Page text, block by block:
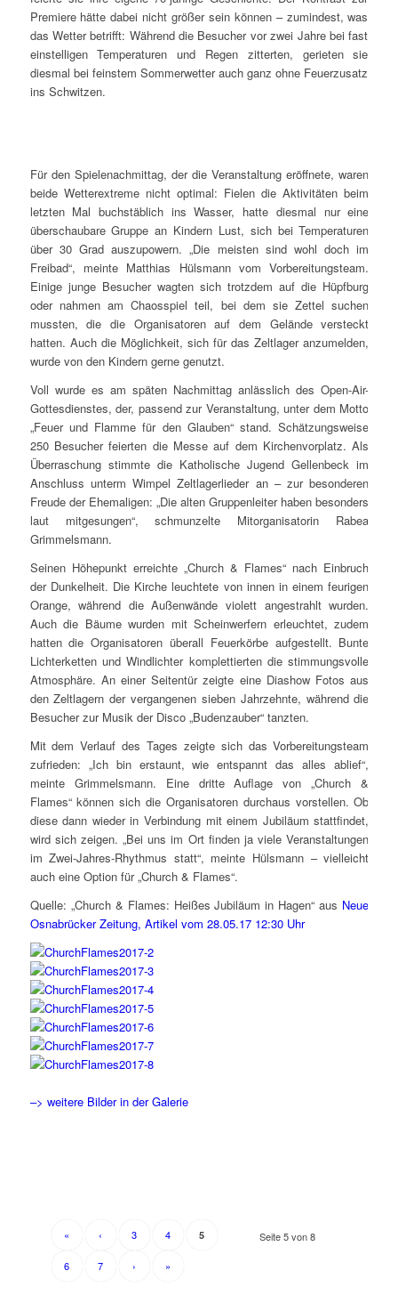
Premiere hätte dabei nicht größer sein können – zumindest, was
das Wetter betrifft: Während die Besucher vor zwei Jahre bei fast
einstelligen Temperaturen und Regen zitterten, gerieten sie
diesmal bei feinstem Sommerwetter auch ganz ohne Feuerzusatz
ins Schwitzen.
Für den Spielenachmittag, der die Veranstaltung eröffnete, waren
beide Wetterextreme nicht optimal: Fielen die Aktivitäten beim
letzten Mal buchstäblich ins Wasser, hatte diesmal nur eine
überschaubare Gruppe an Kindern Lust, sich bei Temperaturen
über 30 Grad auszupowern. „Die meisten sind wohl doch im
Freibad“, meinte Matthias Hülsmann vom Vorbereitungsteam.
Einige junge Besucher wagten sich trotzdem auf die Hüpfburg
oder nahmen am Chaosspiel teil, bei dem sie Zettel suchen
mussten, die die Organisatoren auf dem Gelände versteckt
hatten. Auch die Möglichkeit, sich für das Zeltlager anzumelden,
wurde von den Kindern gerne genutzt.
Voll wurde es am späten Nachmittag anlässlich des Open-Air-
Gottesdienstes, der, passend zur Veranstaltung, unter dem Motto
„Feuer und Flamme für den Glauben“ stand. Schätzungsweise
250 Besucher feierten die Messe auf dem Kirchenvorplatz. Als
Überraschung stimmte die Katholische Jugend Gellenbeck im
Anschluss unterm Wimpel Zeltlagerlieder an – zur besonderen
Freude der Ehemaligen: „Die alten Gruppenleiter haben besonders
laut mitgesungen“, schmunzelte Mitorganisatorin Rabea
Grimmelsmann.
Seinen Höhepunkt erreichte „Church & Flames“ nach Einbruch
der Dunkelheit. Die Kirche leuchtete von innen in einem feurigen
Orange, während die Außenwände violett angestrahlt wurden.
Auch die Bäume wurden mit Scheinwerfern erleuchtet, zudem
hatten die Organisatoren überall Feuerkörbe aufgestellt. Bunte
Lichterketten und Windlichter komplettierten die stimmungsvolle
Atmosphäre. An einer Seitentür zeigte eine Diashow Fotos aus
den Zeltlagern der vergangenen sieben Jahrzehnte, während die
Besucher zur Musik der Disco „Budenzauber“ tanzten.
Mit dem Verlauf des Tages zeigte sich das Vorbereitungsteam
zufrieden: „Ich bin erstaunt, wie entspannt das alles ablief“,
meinte Grimmelsmann. Eine dritte Auflage von „Church &
Flames“ können sich die Organisatoren durchaus vorstellen. Ob
diese dann wieder in Verbindung mit einem Jubiläum stattfindet,
wird sich zeigen. „Bei uns im Ort finden ja viele Veranstaltungen
im Zwei-Jahres-Rhythmus statt“, meinte Hülsmann – vielleicht
auch eine Option für „Church & Flames“.
Quelle: „Church & Flames: Heißes Jubiläum in Hagen“ aus Neue
Osnabrücker Zeitung, Artikel vom 28.05.17 12:30 Uhr
–> weitere Bilder in der Galerie
Seite 5 von 8
« ‹ 3 4 5
6 7 › »